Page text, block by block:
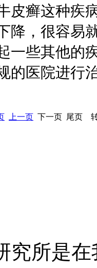
皮癣这种疾
降，很容易
一些其他的
的医院进行
上一页 下一页 尾页
究所是